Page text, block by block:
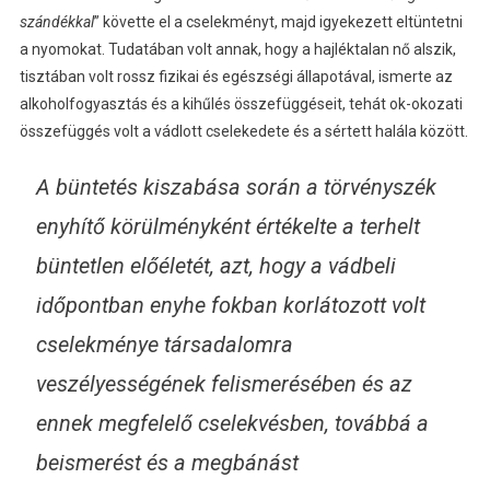
szándékkal” követte el a cselekményt, majd igyekezett eltüntetni
a nyomokat. Tudatában volt annak, hogy a hajléktalan nő alszik,
tisztában volt rossz fizikai és egészségi állapotával, ismerte az
alkoholfogyasztás és a kihűlés összefüggéseit, tehát ok-okozati
összefüggés volt a vádlott cselekedete és a sértett halála között.
A büntetés kiszabása során a törvényszék
enyhítő körülményként értékelte a terhelt
büntetlen előéletét, azt, hogy a vádbeli
időpontban enyhe fokban korlátozott volt
cselekménye társadalomra
veszélyességének felismerésében és az
ennek megfelelő cselekvésben, továbbá a
beismerést és a megbánást